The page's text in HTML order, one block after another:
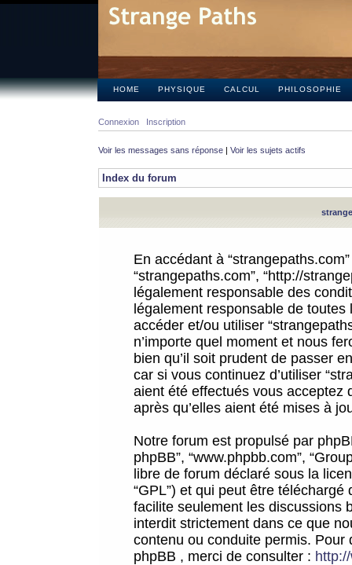
HOME PHYSIQUE CALCUL PHILOSOPHIE
Connexion Inscription
Voir les messages sans réponse | Voir les sujets actifs
Index du forum
En accédant à
“strangepaths.com”, “http://
légalement responsable des
légalement responsable de
accéder et/ou utiliser
n’importe quel moment et nous
bien qu’il soit prudent de passer
car si vous continuez d’utiliser
aient été effectués vous acceptez
après qu’elles aient été mises à
Notre forum est propulsé par
phpBB”, “www.phpbb.com”,
libre de forum déclaré sous la
“GPL”) et qui peut être téléchargé
facilite seulement les discussions
interdit strictement dans ce que
contenu ou conduite permis.
phpBB , merci de consulter :